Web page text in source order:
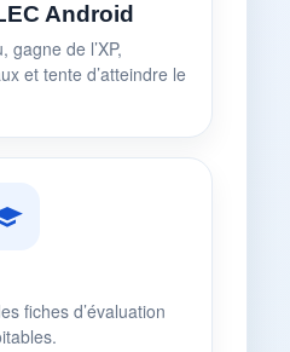
Android
gagne de l’XP,
et tente d’atteindre le
fiches d’évaluation